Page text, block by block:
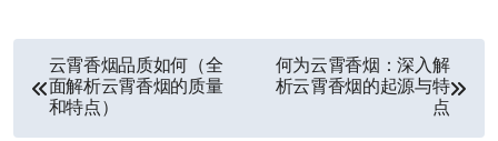
云霄香烟品质如何（全
面解析云霄香烟的质量
和特点）
何为云霄香烟：深入解
析云霄香烟的起源与特
点